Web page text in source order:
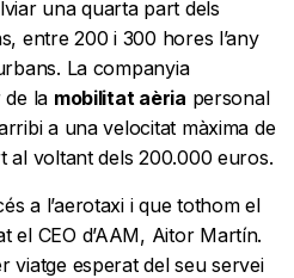
una quarta part dels
entre 200 i 300 hores l’any
La companyia
de la mobilitat aèria personal
a una velocitat màxima de
al voltant dels 200.000 euros.
a l’aerotaxi i que tothom el
el CEO d’AAM, Aitor Martín.
viatge esperat del seu servei